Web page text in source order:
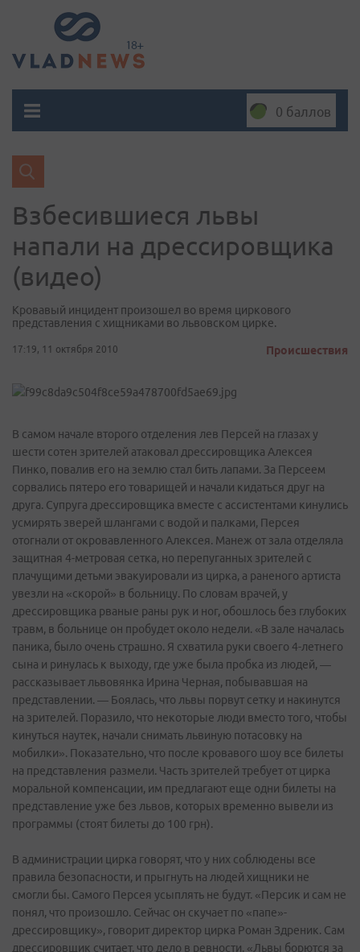
0 баллов
Взбесившиеся львы
напали на дрессировщика
(видео)
Кровавый инцидент произошел во время циркового
представления с хищниками во львовском цирке.
17:19, 11 октября 2010 Происшествия
В самом начале второго отделения лев Персей на глазах у
шести сотен зрителей атаковал дрессировщика Алексея
Пинко, повалив его на землю стал бить лапами. За Персеем
сорвались пятеро его товарищей и начали кидаться друг на
друга. Супруга дрессировщика вместе с ассистентами кинулись
усмирять зверей шлангами с водой и палками, Персея
отогнали от окровавленного Алексея. Манеж от зала отделяла
защитная 4-метровая сетка, но перепуганных зрителей с
плачущими детьми эвакуировали из цирка, а раненого артиста
увезли на «скорой» в больницу. По словам врачей, у
дрессировщика рваные раны рук и ног, обошлось без глубоких
травм, в больнице он пробудет около недели. «В зале началась
паника, было очень страшно. Я схватила руки своего 4-летнего
сына и ринулась к выходу, где уже была пробка из людей, —
рассказывает львовянка Ирина Черная, побывавшая на
представлении. — Боялась, что львы порвут сетку и накинутся
на зрителей. Поразило, что некоторые люди вместо того, чтобы
кинуться наутек, начали снимать львиную потасовку на
мобилки». Показательно, что после кровавого шоу все билеты
на представления размели. Часть зрителей требует от цирка
моральной компенсации, им предлагают еще одни билеты на
представление уже без львов, которых временно вывели из
программы (стоят билеты до 100 грн).
В администрации цирка говорят, что у них соблюдены все
правила безопасности, и прыгнуть на людей хищники не
смогли бы. Самого Персея усыплять не будут. «Персик и сам не
понял, что произошло. Сейчас он скучает по «папе»-
дрессировщику», говорит директор цирка Роман Здреник. Сам
дрессировщик считает, что дело в ревности. «Львы борются за